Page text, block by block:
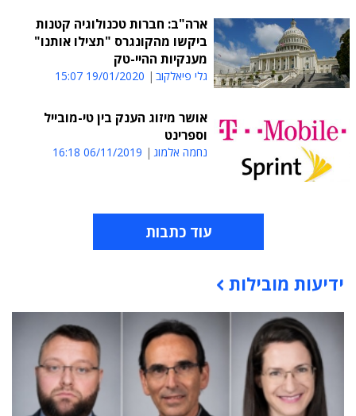
ארה"ב: חברות טכנולוגיה קטנות
ביקשו מהקונגרס "תצילו אותנו"
מענקיות ההיי-טק
גלי פיאלקוב 19/01/2020 15:07
אושר מיזוג הענק בין טי-מובייל
וספרינט
נחמה אלמוג 06/11/2019 16:18
עוד כתבות
תוכן פרסומי
ידיעות מובילות